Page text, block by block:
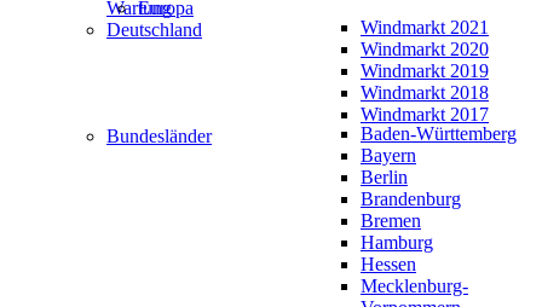
Wartung
Europa
Deutschland
Windmarkt 2021
Windmarkt 2020
Windmarkt 2019
Windmarkt 2018
Windmarkt 2017
Bundesländer
Baden-Württemberg
Bayern
Berlin
Brandenburg
Bremen
Hamburg
Hessen
Mecklenburg-